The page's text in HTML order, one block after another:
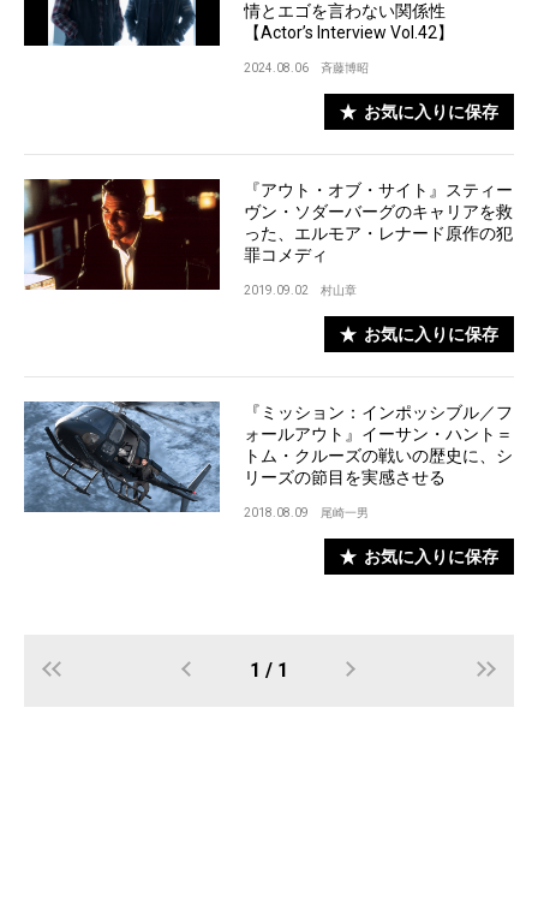
情とエゴを言わない関係性
【Actor’s Interview Vol.42】
2024.08.06 斉藤博昭
お気に入りに保存
『アウト・オブ・サイト』スティー
ヴン・ソダーバーグのキャリアを救
った、エルモア・レナード原作の犯
罪コメディ
2019.09.02 村山章
お気に入りに保存
『ミッション：インポッシブル／フ
ォールアウト』イーサン・ハント＝
トム・クルーズの戦いの歴史に、シ
リーズの節目を実感させる
2018.08.09 尾崎一男
お気に入りに保存
1 / 1